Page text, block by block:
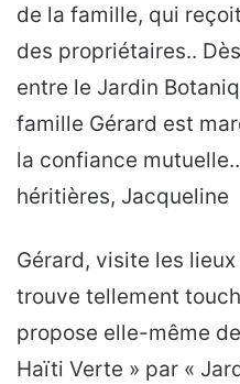
de la famille, qui
des propriétaires..
entre le Jardin
famille Gérard est
la confiance
héritières, Jacqueline
Gérard, visite les
trouve tellement
propose elle-même
Haïti Verte » par «